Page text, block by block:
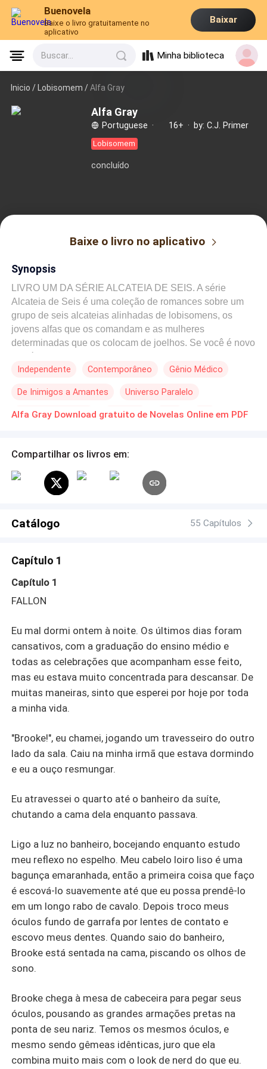
Buenovela
Baixe o livro gratuitamente no
aplicativo
Baixar
Buscar... Minha biblioteca
Inicio /Lobisomem /Alfa Gray
Alfa Gray
Portuguese · 16+ · by: C.J. Primer
Lobisomem
concluído
Baixe o livro no aplicativo
Synopsis
LIVRO UM DA SÉRIE ALCATEIA DE SEIS. A série
Alcateia de Seis é uma coleção de romances sobre um
grupo de seis alcateias alinhadas de lobisomens, os
jovens alfas que os comandam e as mulheres
determinadas que os colocam de joelhos. Se você é novo
pensar. Não só tenho uma alcateia para proteger, mas
treinando e comandando o esquadrão de segurança. Os
novos recrutas estão aqui para o verão, e é meu trabalho
exatamente isso: me distraindo. Fallon é a garota mais
abertamente minha autoridade. Ela não faz meu tipo,
mas, por alguma razão, sinto-me atraído por ela. Será um
Fallon vai aprender a obedecer ao seu alfa. Até o final do
Alcateia de Seis, defendendo nosso território como uma
sonho. Tudo o que tenho que fazer é passar pelo campo
de treinamento de verão e provar o meu valor. Pensei que
mas o alfa que dirige o local é ainda pior. Um comentário
sarcástico que deixei escapar, e o Alfa Gray parece
determinado em fazer de mim um exemplo, provocando-
me a cada oportunidade. Ele quer que eu caia na dele,
mas não vou ceder. Claro, ele é insanamente gostoso.
Ele é um alfa. Mas eu não vou recuar. Ele não é o meu
alfa.
Independente Contemporâneo Gênio Médico
De Inimigos a Amantes Universo Paralelo
Diferença de Idade Aventura Ação Alfa
Alfa Gray Download gratuito de Novelas Online em PDF
Compartilhar os livros em:
Catálogo 55 Capítulos
Capítulo 1
Capítulo 1
FALLON
Eu mal dormi ontem à noite. Os últimos dias foram
cansativos, com a graduação do ensino médio e
todas as celebrações que acompanham esse feito,
mas eu estava muito concentrada para descansar. De
muitas maneiras, sinto que esperei por hoje por toda
a minha vida.
"Brooke!", eu chamei, jogando um travesseiro do outro
lado da sala. Caiu na minha irmã que estava dormindo
e eu a ouço resmungar.
Eu atravessei o quarto até o banheiro da suíte,
chutando a cama dela enquanto passava.
Ligo a luz no banheiro, bocejando enquanto estudo
meu reflexo no espelho. Meu cabelo loiro liso é uma
bagunça emaranhada, então a primeira coisa que faço
é escová-lo suavemente até que eu possa prendê-lo
em um longo rabo de cavalo. Depois troco meus
óculos fundo de garrafa por lentes de contato e
escovo meus dentes. Quando saio do banheiro,
Brooke está sentada na cama, piscando os olhos de
sono.
Brooke chega à mesa de cabeceira para pegar seus
óculos, pousando as grandes armações pretas na
ponta de seu nariz. Temos os mesmos óculos, e
mesmo sendo gêmeas idênticas, juro que ela
combina muito mais com o look de nerd do que eu.